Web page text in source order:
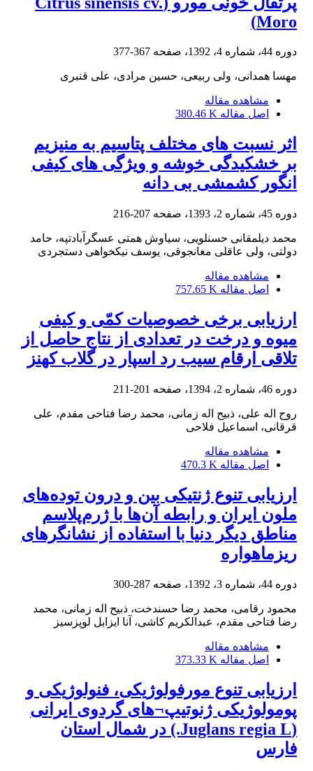
Moro)
دوره 44، شماره 4، 1392، صفحه 367-377
مهسا همدانی، ولی ربیعی، حسین مرادی، علی قنبری
مشاهده مقاله
اصل مقاله 380.46 K
اثر نسبت‏ های مختلف پتاسیم به منیزیم
بر خشکیدگی خوشه و ویژگی‏ های کیفی
انگور کشمشی بی‏ دانه
دوره 45، شماره 2، 1393، صفحه 207-216
محمد دیلمقانی حسنلویی، سیاوش همتی عسگرآبادتپه، حامد
دولتی، ولی عاقلی مغانجوقی، یوسف نیکخواهی دستجردی
مشاهده مقاله
اصل مقاله 757.65 K
ارزیابی برخی خصوصیات کمّی و کیفی
میوه و درخت در تعدادی از نتاج حاصل از
تلاقی ارقام سیب رد اسپار در گلاب کهنز
دوره 46، شماره 2، 1394، صفحه 201-211
روح اله علی، ذبیح اله زمانی، محمد رضا فتاحی مقدم، علی
قرقانی، اسماعیل فلاحی
مشاهده مقاله
اصل مقاله 470.3 K
ارزیابی تنوع ژنتیکی بین و درون توده‌های
ملون ایران و رابطه آن‌ها با ژرم‌پلاسم
مناطق دیگر دنیا با استفاده از نشانگرهای
ریزماهواره
دوره 44، شماره 3، 1392، صفحه 287-300
محمود رقامی، محمد رضا حسندخت، ذبیح اله زمانی، محمد
رضا فتاحی مقدم، عبدالکریم کاشی، آنا ایزابل لوپز‌سیز
مشاهده مقاله
اصل مقاله 373.33 K
ارزیابی تنوع مورفولوژیکی، فنولوژیکی و
پومولوژیکی ژنوتیپ¬های گردوی ایرانی
(Juglans regia L.) در شمال استان
فارس